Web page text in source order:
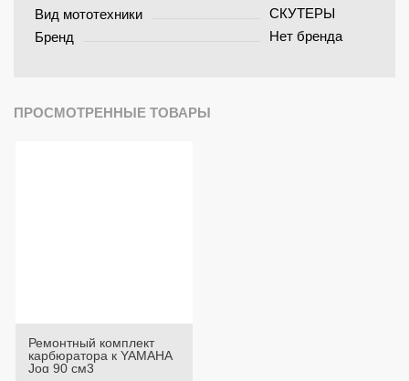
Вид мототехники
СКУТЕРЫ
Бренд
Нет бренда
ПРОСМОТРЕННЫЕ ТОВАРЫ
Ремонтный комплект
карбюратора к YAMAHA
Jog 90 см3